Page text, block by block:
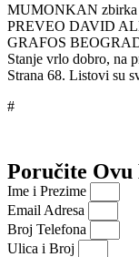
MUMONKAN zbirka
PREVEO DAVID
GRAFOS
Stanje vrlo dobro, na
Strana 68. Listovi su
#
Poručite
Ime i Prezime
Email Adresa
Broj Telefona
Ulica i Broj